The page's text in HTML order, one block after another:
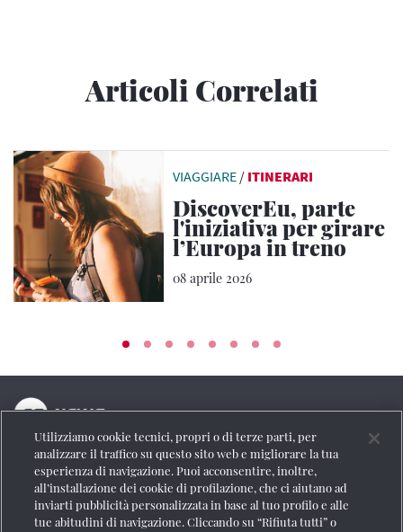
Articoli Correlati
VIAGGIARE / ITINERARI
DiscoverEu, parte
l'iniziativa per girare
l’Europa in treno
08 aprile 2026
La testata online del Gruppo FS Italiane
Social
Utilizziamo cookie tecnici, propri o di terze parti, per
analizzare il traffico su questo sito web e migliorare la tua
esperienza di navigazione. Puoi acconsentire, inoltre,
all’installazione dei cookie di profilazione, che ci aiutano ad
inviarti pubblicità personalizzata in base al tuo profilo e alle
tue abitudini di navigazione. Cliccando su “Rifiuta tutti” o